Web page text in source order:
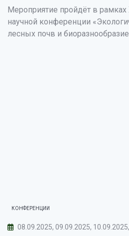
Мероприятие пройдёт в рамках
научной конференции
лесных почв и биоразнообразие
КОНФЕРЕНЦИИ
08.09.2025, 09.09.2025,